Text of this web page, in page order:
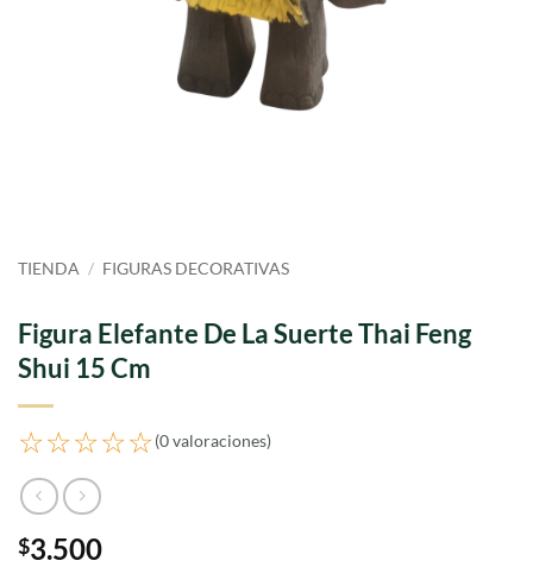
TIENDA / FIGURAS DECORATIVAS
Figura Elefante De La Suerte Thai Feng
Shui 15 Cm
☆☆☆☆☆(0 valoraciones)
$3.500